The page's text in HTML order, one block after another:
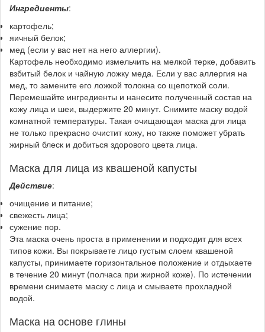
Ингредиенты:
картофель;
яичный белок;
мед (если у вас нет на него аллергии).
Картофель необходимо измельчить на мелкой терке, добавить
взбитый белок и чайную ложку меда. Если у вас аллергия на
мед, то замените его ложкой толокна со щепоткой соли.
Перемешайте ингредиенты и нанесите полученный состав на
кожу лица и шеи, выдержите 20 минут. Снимите маску водой
комнатной температуры. Такая очищающая маска для лица
не только прекрасно очистит кожу, но также поможет убрать
жирный блеск и добиться здорового цвета лица.
Маска для лица из квашеной капусты
Действие:
очищение и питание;
свежесть лица;
сужение пор.
Эта маска очень проста в применении и подходит для всех
типов кожи. Вы покрываете лицо густым слоем квашеной
капусты, принимаете горизонтальное положение и отдыхаете
в течение 20 минут (полчаса при жирной коже). По истечении
времени снимаете маску с лица и смываете прохладной
водой.
Маска на основе глины